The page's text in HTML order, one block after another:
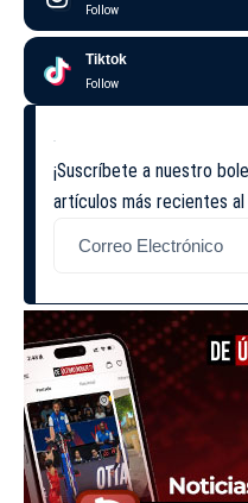
Follow
Tiktok
Follow
¡Suscríbete a nuestro
artículos más recientes